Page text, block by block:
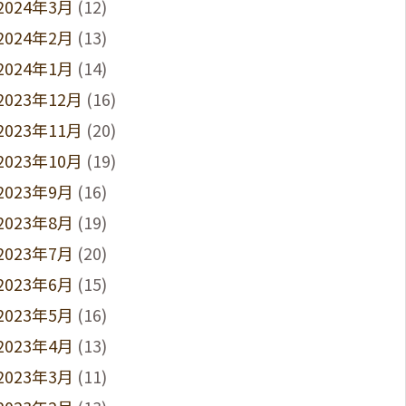
年3月 (12)
年2月 (13)
年1月 (14)
年12月 (16)
年11月 (20)
年10月 (19)
年9月 (16)
年8月 (19)
年7月 (20)
年6月 (15)
年5月 (16)
年4月 (13)
年3月 (11)